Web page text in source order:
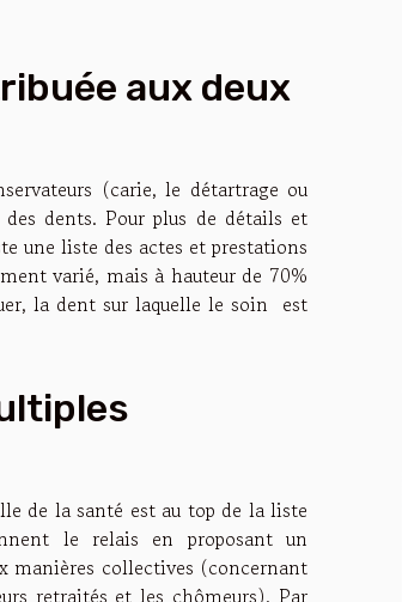
aux deux
(carie, le détartrage ou
dents. Pour plus de détails et
une liste des actes et prestations
varié, mais à hauteur de 70%
la dent sur laquelle le soin est
de la santé est au top de la liste
le relais en proposant un
manières collectives (concernant